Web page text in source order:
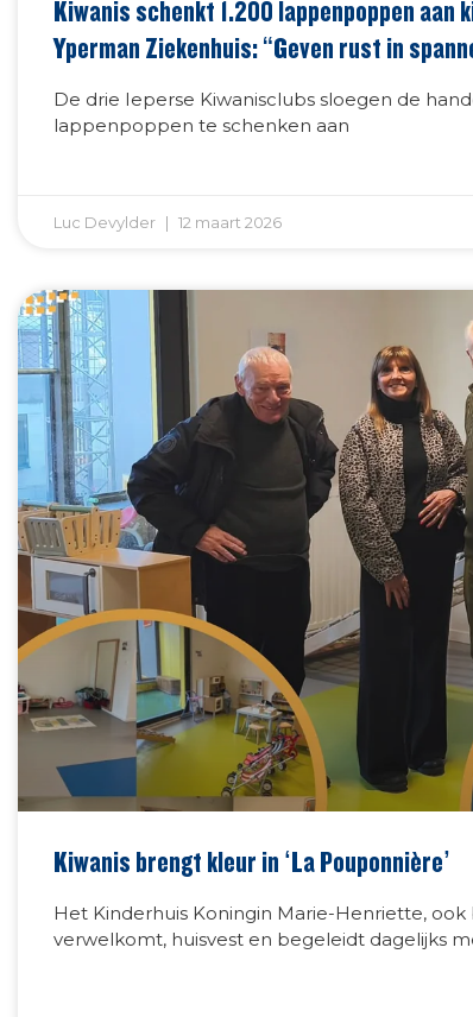
Kiwanis schenkt 1.200 lappenpoppen aan
Yperman Ziekenhuis: “Geven rust in
De drie Ieperse Kiwanisclubs sloegen de
lappenpoppen te schenken aan
Luc Devylder 12 maart 2026
Kiwanis brengt kleur in ‘La Pouponnière’
Het Kinderhuis Koningin Marie-Henriette, ook
verwelkomt, huisvest en begeleidt dagelijks